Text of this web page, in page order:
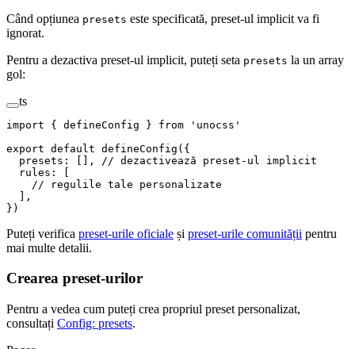
Când opțiunea presets este specificată, preset-ul implicit va fi
ignorat.
Pentru a dezactiva preset-ul implicit, puteți seta presets la un array
gol:
ts
import { defineConfig } from ' unocss '
export default defineConfig ({
  presets
: [],
// dezactivează preset-ul implicit
  rules
: [
    // regulile tale personalizate
  ],
})
Puteți verifica preset-urile oficiale și preset-urile comunității pentru
mai multe detalii.
Crearea preset-urilor
Pentru a vedea cum puteți crea propriul preset personalizat,
consultați Config: presets.